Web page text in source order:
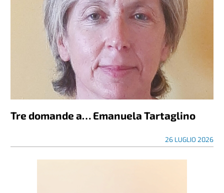
Tre domande a… Emanuela Tartaglino
26 LUGLIO 2026